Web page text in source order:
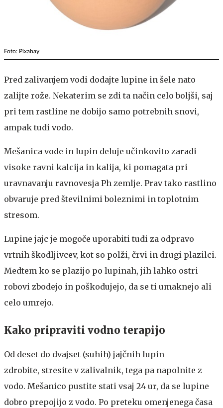
Foto: Pixabay
Pred zalivanjem vodi dodajte lupine in šele nato
zalijte rože. Nekaterim se zdi ta način celo boljši, saj
pri tem rastline ne dobijo samo potrebnih snovi,
ampak tudi vodo.
Mešanica vode in lupin deluje učinkovito zaradi
visoke ravni kalcija in kalija, ki pomagata pri
uravnavanju ravnovesja Ph zemlje. Prav tako rastlino
obvaruje pred številnimi boleznimi in toplotnim
stresom.
Lupine jajc je mogoče uporabiti tudi za odpravo
vrtnih škodljivcev, kot so polži, črvi in drugi plazilci.
Medtem ko se plazijo po lupinah, jih lahko ostri
robovi zbodejo in poškodujejo, da se ti umaknejo ali
celo umrejo.
Kako pripraviti vodno terapijo
Od deset do dvajset (suhih) jajčnih lupin
zdrobite, stresite v zalivalnik, tega pa napolnite z
vodo. Mešanico pustite stati vsaj 24 ur, da se lupine
dobro prepojijo z vodo. Po preteku omenjenega časa